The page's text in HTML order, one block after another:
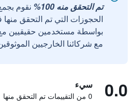
تم التحقق منه 100%
نقوم
الحجوزات التي تم التحقق
مع شركائنا الخارجيين
0.0 سيء
0 من التقييمات تم التحقق منها